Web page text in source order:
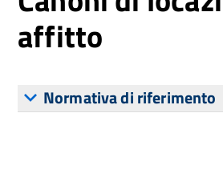
affitto
Normativa di riferimento